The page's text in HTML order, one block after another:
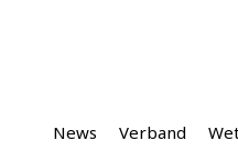
News Verband